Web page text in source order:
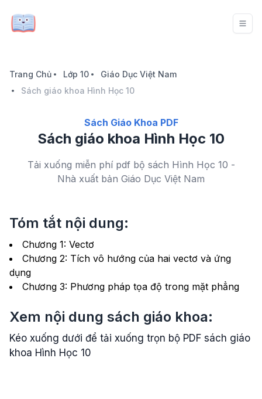
Trang Chủ Lớp 10
Giáo Dục Việt Nam
Sách giáo khoa Hình Học 10
Sách Giáo Khoa PDF
Sách giáo khoa Hình Học 10
Tải xuống miễn phí pdf bộ sách Hình Học 10 -
Nhà xuất bản Giáo Dục Việt Nam
Tóm tắt nội dung:
Chương 1: Vectơ
Chương 2: Tích vô hướng của hai vectơ và ứng
dụng
Chương 3: Phương pháp tọa độ trong mặt phẳng
Xem nội dung sách giáo khoa:
Kéo xuống dưới để tải xuống trọn bộ PDF sách giáo
khoa Hình Học 10